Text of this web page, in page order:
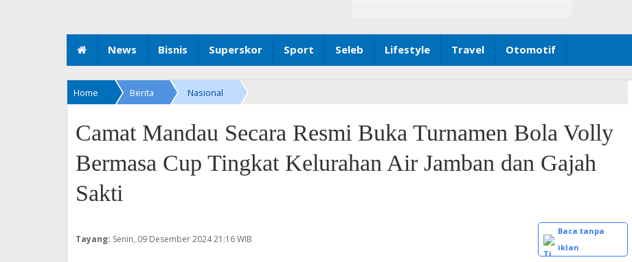
News Bisnis Superskor Sport Seleb Lifestyle Travel Otomotif
Home Berita Nasional
Camat Mandau Secara Resmi Buka Turnamen Bola Volly
Bermasa Cup Tingkat Kelurahan Air Jamban dan Gajah
Sakti
Tayang: Senin, 09 Desember 202421:16 WIB
Baca tanpa
iklan